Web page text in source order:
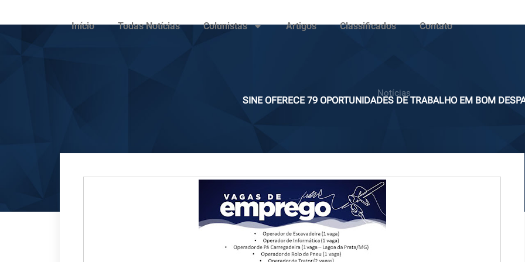
Início Todas Notícias Colunistas Artigos Classificados Contato
Notícias
SINE OFERECE 79 OPORTUNIDADES DE TRABALHO EM BOM